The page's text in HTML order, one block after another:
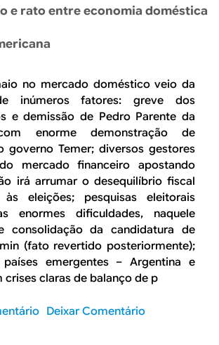
e rato entre economia doméstica
no mercado doméstico veio da
inúmeros fatores: greve dos
e demissão de Pedro Parente da
enorme demonstração de
governo Temer; diversos gestores
mercado financeiro apostando
irá arrumar o desequilíbrio fiscal
eleições; pesquisas eleitorais
enormes dificuldades, naquele
consolidação da candidatura de
(fato revertido posteriormente);
emergentes – Argentina e
crises claras de balanço de p
Deixar Comentário